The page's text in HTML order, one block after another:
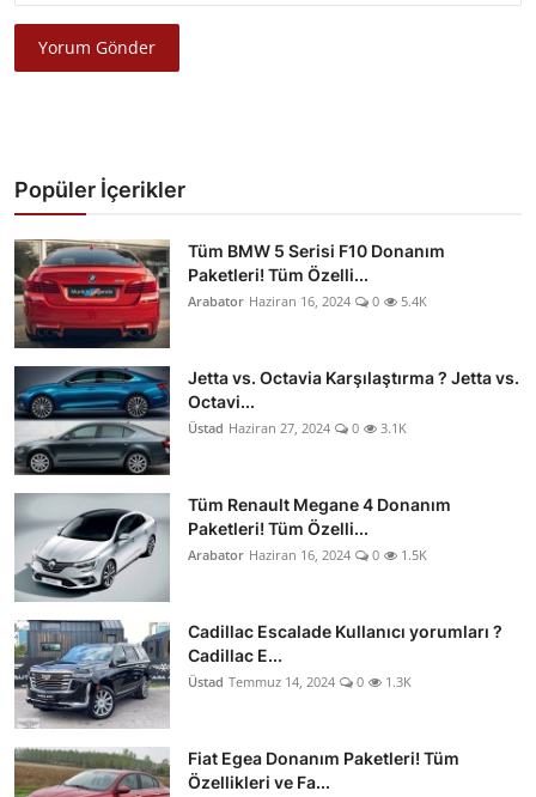
Yorum Gönder
Popüler İçerikler
Tüm BMW 5 Serisi F10 Donanım
Paketleri! Tüm Özelli...
Arabator Haziran 16, 2024 0 5.4K
Jetta vs. Octavia Karşılaştırma ? Jetta vs.
Octavi...
Üstad Haziran 27, 2024 0 3.1K
Tüm Renault Megane 4 Donanım
Paketleri! Tüm Özelli...
Arabator Haziran 16, 2024 0 1.5K
Cadillac Escalade Kullanıcı yorumları ?
Cadillac E...
Üstad Temmuz 14, 2024 0 1.3K
Fiat Egea Donanım Paketleri! Tüm
Özellikleri ve Fa...